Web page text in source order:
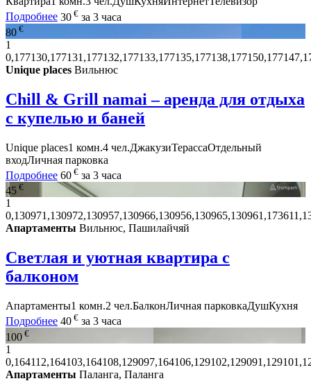
Подробнее 30 € за 3 часа
80 €
1
Unique places Вильнюс
Chill & Grill namai – аренда для отдыха
с купелью и баней
Unique places1 комн.4 чел.ДжакузиТерассаОтдельный
входЛичная парковка
Подробнее 60 € за 3 часа
45 €
1
Апартаменты Вильнюс, Пашилайчяй
Светлая и уютная квартира с
балконом
Апартаменты1 комн.2 чел.БалконЛичная парковкаДушКухня
Подробнее 40 € за 3 часа
100 €
1
Апартаменты Паланга, Паланга